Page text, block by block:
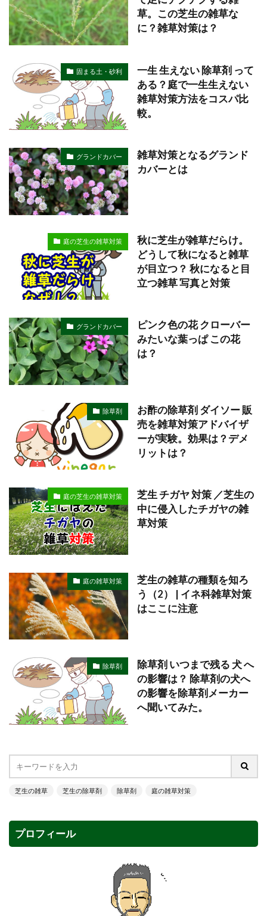
草。この芝生の雑草な
に？雑草対策は？
固まる土・砂利
一生 生えない 除草剤 って
ある？庭で一生生えない
雑草対策方法をコスパ比
較。
グランドカバー
雑草対策となるグランド
カバーとは
庭の芝生の雑草対策
秋に芝生が雑草だらけ。
どうして秋になると雑草
が目立つ？ 秋になると目
立つ雑草 写真と対策
グランドカバー
ピンク色の花 クローバー
みたいな葉っぱ この花
は？
除草剤
お酢の除草剤 ダイソー 販
売を雑草対策アドバイザ
ーが実験。効果は？デメ
リットは？
庭の芝生の雑草対策
芝生 チガヤ 対策 ／芝生の
中に侵入したチガヤの雑
草対策
庭の雑草対策
芝生の雑草の種類を知ろ
う（2） | イネ科雑草対策
はここに注意
除草剤
除草剤 いつまで残る 犬 へ
の影響は？ 除草剤の犬へ
の影響を除草剤メーカー
へ聞いてみた。
芝生の雑草 芝生の除草剤 除草剤 庭の雑草対策
プロフィール